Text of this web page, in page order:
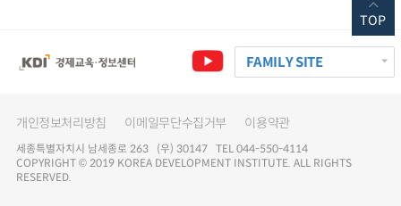
FAMILY SITE
개인정보처리방침 이메일무단수집거부 이용약관
세종특별자치시 남세종로 263 (우) 30147 TEL 044-550-4114
COPYRIGHT © 2019 KOREA DEVELOPMENT INSTITUTE. ALL RIGHTS
RESERVED.
TOP